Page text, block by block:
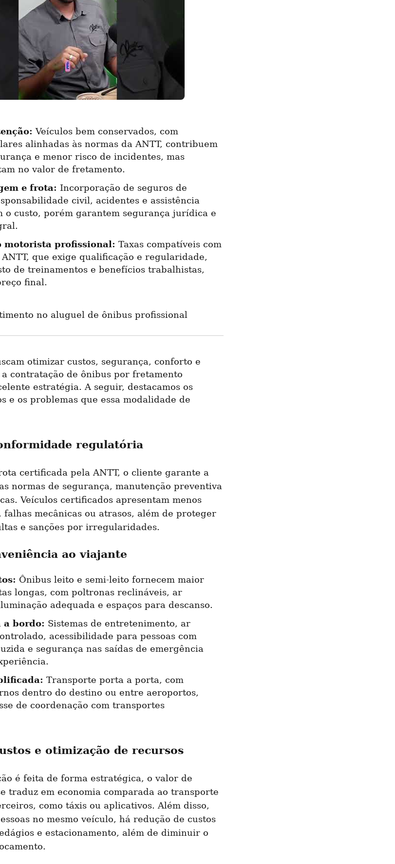
Veículos bem conservados, com
alinhadas às normas da ANTT, contribuem
e menor risco de incidentes, mas
no valor de fretamento.
e frota: Incorporação de seguros de
civil, acidentes e assistência
o custo, porém garantem segurança jurídica e
motorista profissional: Taxas compatíveis com
que exige qualificação e regularidade,
de treinamentos e benefícios trabalhistas,
final.
no aluguel de ônibus profissional
otimizar custos, segurança, conforto e
contratação de ônibus por fretamento
estratégia. A seguir, destacamos os
e os problemas que essa modalidade de
regulatória
certificada pela ANTT, o cliente garante a
normas de segurança, manutenção preventiva
Veículos certificados apresentam menos
falhas mecânicas ou atrasos, além de proteger
e sanções por irregularidades.
ao viajante
Ônibus leito e semi-leito fornecem maior
longas, com poltronas reclináveis, ar
adequada e espaços para descanso.
bordo: Sistemas de entretenimento, ar
acessibilidade para pessoas com
e segurança nas saídas de emergência
Transporte porta a porta, com
dentro do destino ou entre aeroportos,
de coordenação com transportes
e otimização de recursos
é feita de forma estratégica, o valor de
traduz em economia comparada ao transporte
como táxis ou aplicativos. Além disso,
no mesmo veículo, há redução de custos
e estacionamento, além de diminuir o